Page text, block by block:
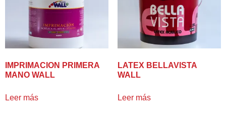
IMPRIMACION PRIMERA
MANO WALL
Leer más
LATEX BELLAVISTA
WALL
Leer más